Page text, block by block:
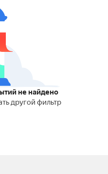
не найдено
другой фильтр